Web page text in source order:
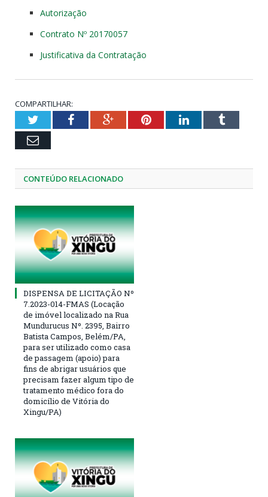
Autorização
Contrato Nº 20170057
Justificativa da Contratação
COMPARTILHAR:
TwitterFacebookGoogle+PinterestLinkedInTumblr
Email
CONTEÚDO RELACIONADO
DISPENSA DE LICITAÇÃO Nº
7.2023-014-FMAS (Locação
de imóvel localizado na Rua
Mundurucus Nº. 2395, Bairro
Batista Campos, Belém/PA,
para ser utilizado como casa
de passagem (apoio) para
fins de abrigar usuários que
precisam fazer algum tipo de
tratamento médico fora do
domicílio de Vitória do
Xingu/PA)